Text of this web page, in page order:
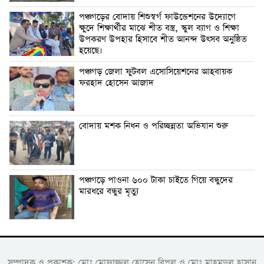
পঞ্চগড়ের বোদায় শিশুস্বর্গ ফাউন্ডেশনের উদ্যোগে
ক্ষুদে শিক্ষার্থীর মাঝে শীত বস্ত্র, স্কুল ব্যাগ ও শিক্ষা
উপকরণ উপহার হিসাবে শীত আনন্দ উৎসব অনুষ্ঠিত
হয়েছে।
পঞ্চগড় জেলা ফুটবল এসোসিয়েশনের আহবায়ক
ফরহাদ হোসেন আজাদ
বোদায় মশক নিধন ও পরিচ্ছন্নতা অভিযান শুরু
পঞ্চগড়ে পাওনা ৬০০ টাকা চাইতে গিয়ে বন্ধুদের
মারধরে বন্ধুর মৃত্যু